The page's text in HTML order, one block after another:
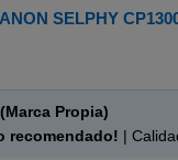
SELPHY
Propia)
recomendado! |